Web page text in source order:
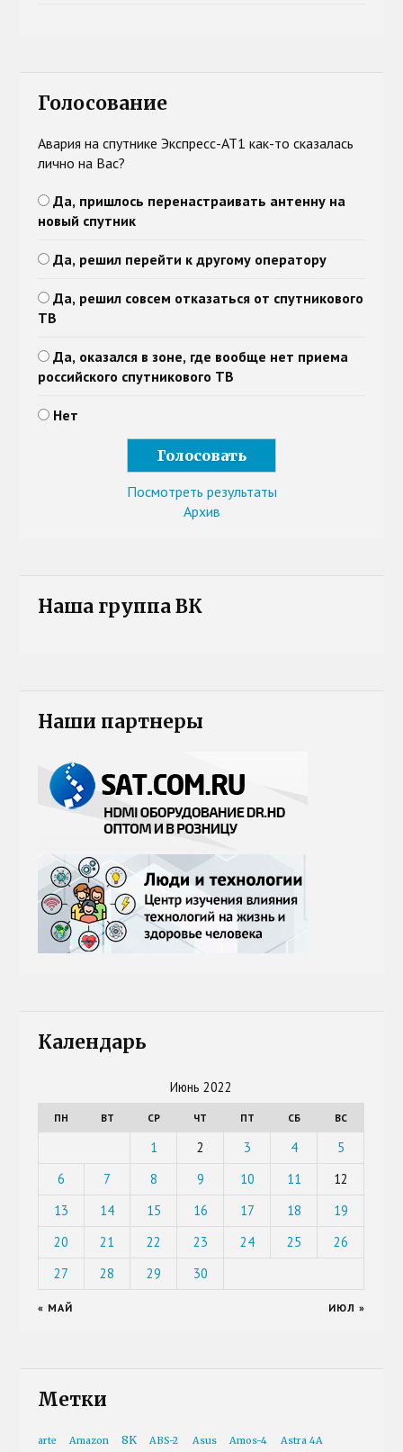
Голосование
Авария на спутнике Экспресс-АТ1 как-то сказалась
лично на Вас?
Да, пришлось перенастраивать антенну на
новый спутник
Да, решил перейти к другому оператору
Да, решил совсем отказаться от спутникового
ТВ
Да, оказался в зоне, где вообще нет приема
российского спутникового ТВ
Нет
Посмотреть результаты
Архив
Наша группа ВК
Наши партнеры
Календарь
Июнь 2022
ПН ВТ СР ЧТ ПТ СБ ВС
1 2 3 4
5
6
7 8 9 10 11
12
13
14 15 16 17 18
19
20
21 22 23 24 25
26
27
28 29 30
« МАЙ ИЮЛ »
Метки
arte Amazon 8K ABS-2 Asus Amos-4
Astra 4A